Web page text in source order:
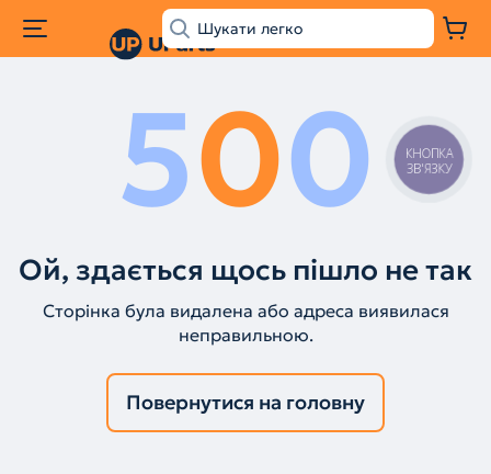
500
Ой, здається щось пішло не так
Сторінка була видалена або адреса виявилася
неправильною.
Повернутися на головну
КНОПКА
ЗВ'ЯЗКУ